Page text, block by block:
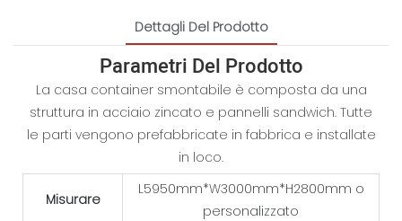
Dettagli Del Prodotto
Parametri Del Prodotto
La casa container smontabile è composta da una
struttura in acciaio zincato e pannelli sandwich. Tutte
le parti vengono prefabbricate in fabbrica e installate
in loco.
Misurare
L5950mm*W3000mm*H2800mm o
personalizzato